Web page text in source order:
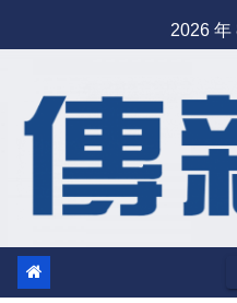
to
2026 年